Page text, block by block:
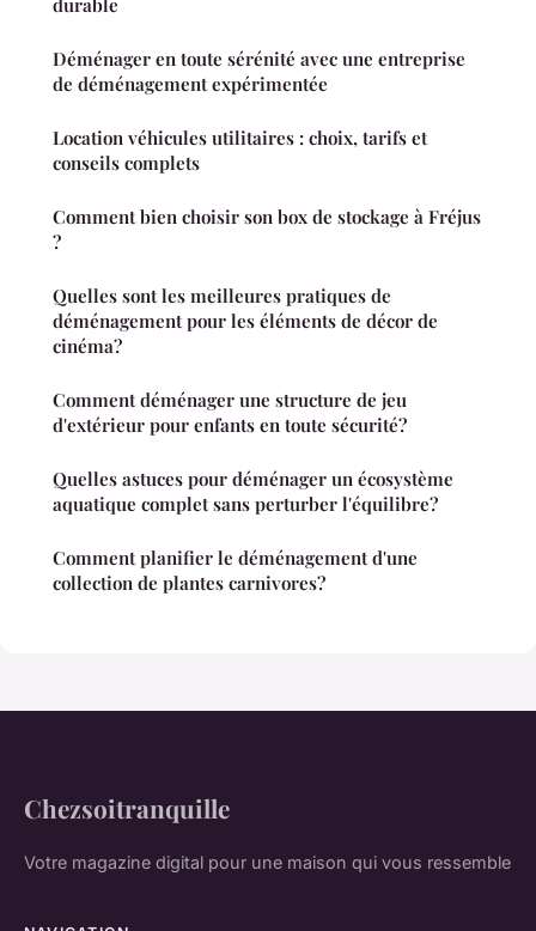
Déménager en toute sérénité avec une entreprise
de déménagement expérimentée
Location véhicules utilitaires : choix, tarifs et
conseils complets
Comment bien choisir son box de stockage à Fréjus
?
Quelles sont les meilleures pratiques de
déménagement pour les éléments de décor de
cinéma?
Comment déménager une structure de jeu
d'extérieur pour enfants en toute sécurité?
Quelles astuces pour déménager un écosystème
aquatique complet sans perturber l'équilibre?
Comment planifier le déménagement d'une
collection de plantes carnivores?
Chezsoitranquille
Votre magazine digital pour une maison qui vous ressemble